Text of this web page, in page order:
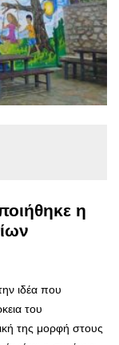
η
ιδέα που
του
της μορφή στους